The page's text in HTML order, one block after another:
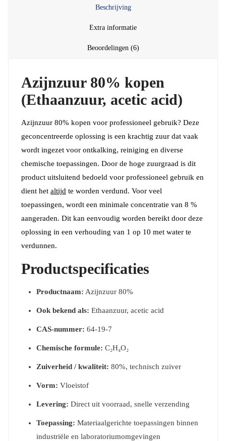
Beschrijving
Extra informatie
Beoordelingen (6)
Azijnzuur 80% kopen
(Ethaanzuur, acetic acid)
Azijnzuur 80% kopen voor professioneel gebruik? Deze
geconcentreerde oplossing is een krachtig zuur dat vaak
wordt ingezet voor ontkalking, reiniging en diverse
chemische toepassingen. Door de hoge zuurgraad is dit
product uitsluitend bedoeld voor professioneel gebruik en
dient het altijd te worden verdund. Voor veel
toepassingen, wordt een minimale concentratie van 8 %
aangeraden. Dit kan eenvoudig worden bereikt door deze
oplossing in een verhouding van 1 op 10 met water te
verdunnen.
Productspecificaties
Productnaam: Azijnzuur 80%
Ook bekend als: Ethaanzuur, acetic acid
CAS-nummer: 64-19-7
Chemische formule: C₂H₄O₂
Zuiverheid / kwaliteit: 80%, technisch zuiver
Vorm: Vloeistof
Levering: Direct uit voorraad, snelle verzending
Toepassing: Materiaalgerichte toepassingen binnen
industriële en laboratoriumomgevingen